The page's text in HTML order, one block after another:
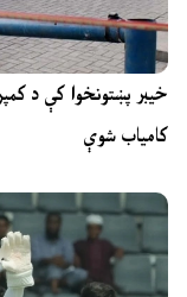
خیبر پښتونخوا کې د
کامیاب شوې